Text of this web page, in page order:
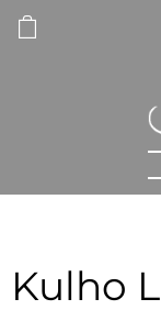
Kulho